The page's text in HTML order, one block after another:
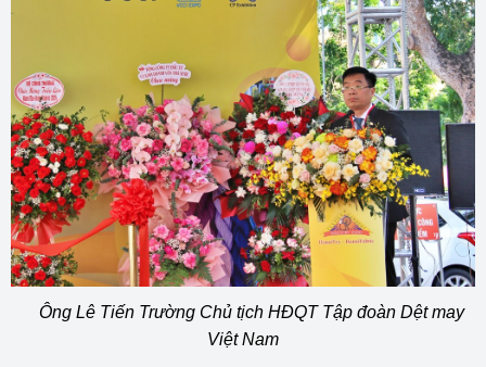
Ông Lê Tiến Trường Chủ tịch HĐQT Tập đoàn Dệt may
Việt Nam